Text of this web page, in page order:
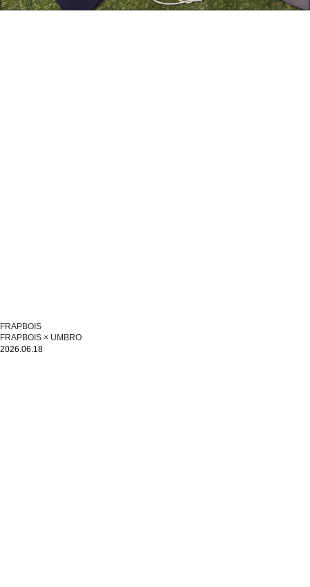
FRAPBOIS
FRAPBOIS × UMBRO
2026.06.18